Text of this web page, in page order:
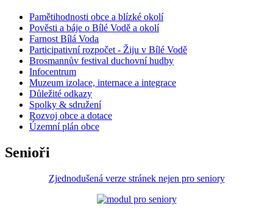
Pamětihodnosti obce a blízké okolí
Pověsti a báje o Bílé Vodě a okolí
Farnost Bílá Voda
Participativní rozpočet - Žiju v Bílé Vodě
Brosmannův festival duchovní hudby
Infocentrum
Muzeum izolace, internace a integrace
Důležité odkazy
Spolky & sdružení
Rozvoj obce a dotace
Územní plán obce
Senioři
Zjednodušená verze stránek nejen pro seniory